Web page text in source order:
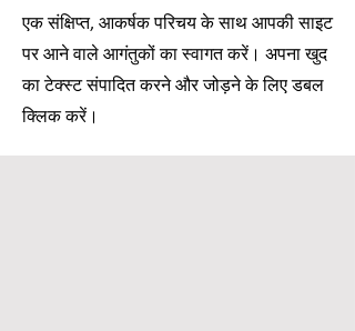
एक संक्षिप्त, आकर्षक परिचय के साथ आपकी साइट
पर आने वाले आगंतुकों का स्वागत करें। अपना खुद
का टेक्स्ट संपादित करने और जोड़ने के लिए डबल
क्लिक करें।